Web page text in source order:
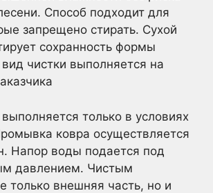
Способ подходит для
запрещено стирать. Сухой
сохранность формы
чистки выполняется на
только в условиях
ковра осуществляется
Напор воды подается под
давлением. Чистым
только внешняя часть, но и